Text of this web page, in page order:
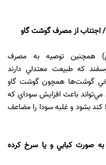
اجتناب از مصرف گوشت گاو
همچنين توصيه به مصرف
که طبيعت معتدلي دارند
گوشت‌ها همچون گوشت گاو
باعث افزايش سوداي که
بشود و غلبه سودا را مضاعف
صورت کبابي و يا سرخ کرده